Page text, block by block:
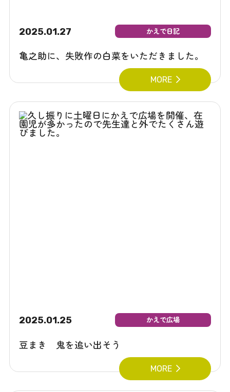
2025.01.27 かえで日記
亀之助に、失敗作の白菜をいただきました。
MORE
2025.01.25 かえで広場
豆まき 鬼を追い出そう
MORE